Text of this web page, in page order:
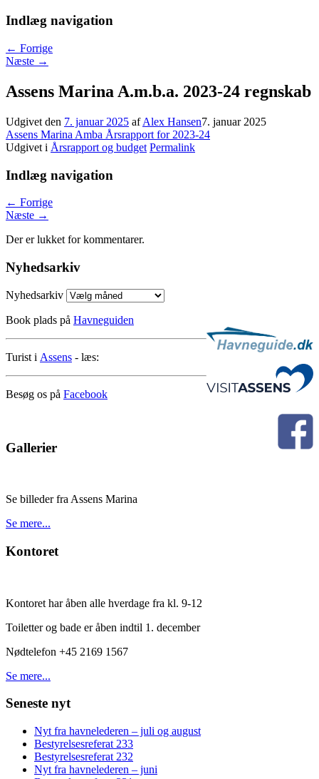
Indlæg navigation
← Forrige
Næste →
Assens Marina A.m.b.a. 2023-24 regnskab
Udgivet den 7. januar 2025 afAlex Hansen7. januar 2025
Assens Marina Amba Årsrapport for 2023-24
Udgivet i Årsrapport og budget Permalink
Indlæg navigation
← Forrige
Næste →
Der er lukket for kommentarer.
Nyhedsarkiv
Nyhedsarkiv
Book plads på Havneguiden
Turist i Assens - læs:
Besøg os på Facebook
Gallerier
Se billeder fra Assens Marina
Se mere...
Kontoret
Kontoret har åben alle hverdage fra kl. 9-12
Toiletter og bade er åben indtil 1. december
Nødtelefon +45 2169 1567
Se mere...
Seneste nyt
Nyt fra havnelederen – juli og august
Bestyrelsesreferat 233
Bestyrelsesreferat 232
Nyt fra havnelederen – juni